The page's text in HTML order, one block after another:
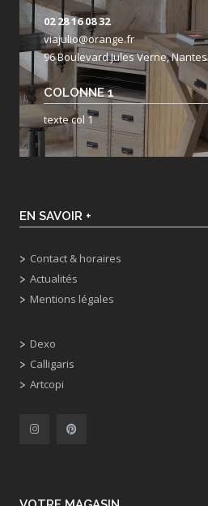
02 28 16 08 32
viajulio@orange.fr
96 Boulevard Jules Verne, Nantes
COLONNE 1
texte col 1
EN SAVOIR +
Contact & horaires
Actualités
Mentions légales
Dexo
Calligaris
Artcopi